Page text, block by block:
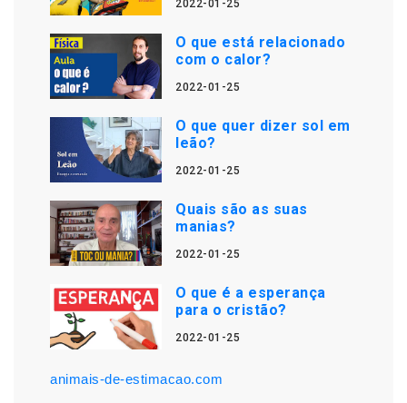
2022-01-25
O que está relacionado
com o calor?
2022-01-25
O que quer dizer sol em
leão?
2022-01-25
Quais são as suas
manias?
2022-01-25
O que é a esperança
para o cristão?
2022-01-25
animais-de-estimacao.com